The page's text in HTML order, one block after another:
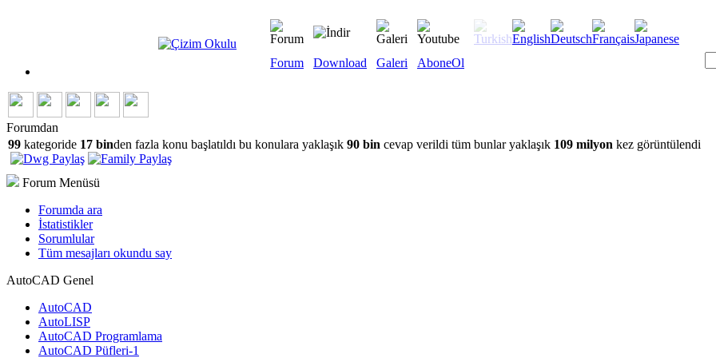
Forum Download Galeri AboneOl
Forumdan
99 kategoride 17 binden fazla konu başlatıldı bu konulara yaklaşık 90 bin cevap verildi tüm bunlar yaklaşık 109 milyon kez görüntülendi
Forum Menüsü
Forumda ara
İstatistikler
Sorumlular
Tüm mesajları okundu say
AutoCAD Genel
AutoCAD
AutoLISP
AutoCAD Programlama
AutoCAD Püfleri-1